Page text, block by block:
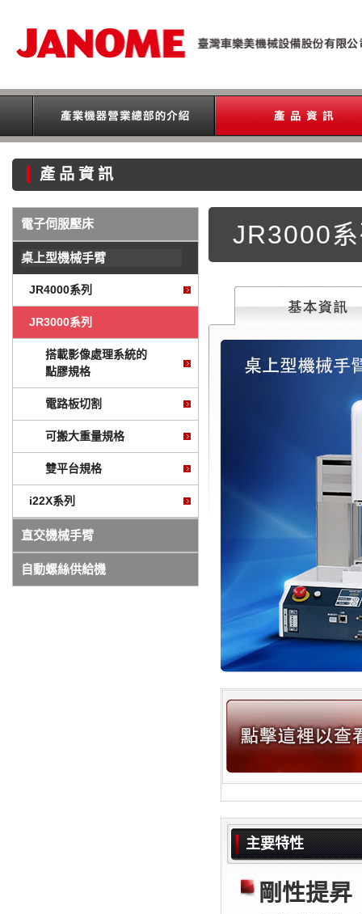
產品資訊
電子伺服壓床
桌上型機械手臂
JR4000系列
JR3000系列
搭載影像處理系統的
點膠規格
電路板切割
可搬大重量規格
雙平台規格
i22X系列
直交機械手臂
自動螺絲供給機
JR3000
主要特性
剛性提昇